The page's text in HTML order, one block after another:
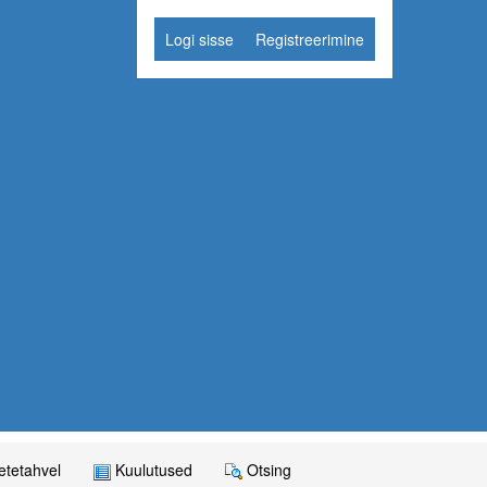
Logi sisse Registreerimine
Kuulutused Otsing